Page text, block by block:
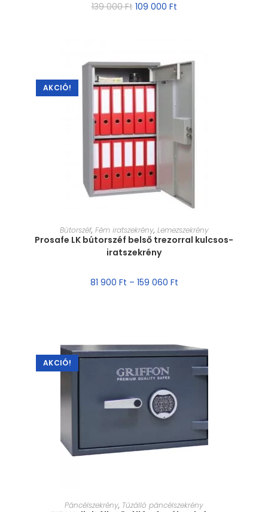
139 000Ft 109 000 Ft
AKCIÓ!
MÉRET VÁLASZTÁSA
Bútorszéf, Fém iratszekrény, Lemezszekrény
Prosafe LK bútorszéf belső trezorral kulcsos-
iratszekrény
81 900 Ft – 159 060 Ft
AKCIÓ!
MÉRET VÁLASZTÁSA
Páncélszekrény, Tűzálló páncélszekrény